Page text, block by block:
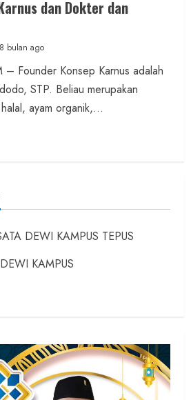
dan Dokter dan
bulan ago
– Founder Konsep Karnus adalah
STP. Beliau merupakan
ayam organik,...
DEWI KAMPUS